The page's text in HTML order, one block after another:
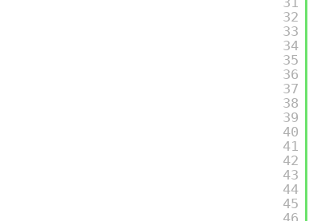
32
33
34
35
36
37
38
39
40
41
42
43
44
45
46